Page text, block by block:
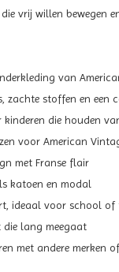
vrij willen bewegen
van
zachte stoffen en een
die houden
voor American
met Franse flair
katoen en modal
ideaal voor school of
lang meegaat
met andere merken